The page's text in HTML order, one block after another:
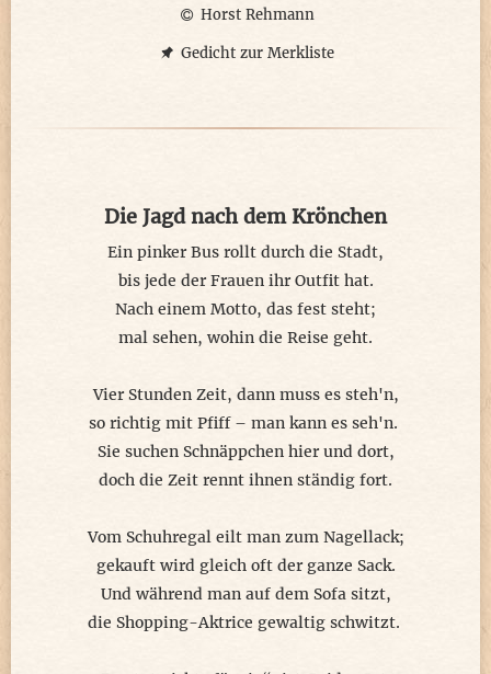
(c) Ralph Bruse
Ganz plötzlich, der Opa hockt noch auf dem Klo,
geht’s weiter, der Krimi läuft, alle sind froh,
Ich schaue mir das jedenfalls nicht mehr an,
belege solch Sender ganz einfach - mit Bann.
© Horst Rehmann
Horst Rehmann
Gedicht zur Merkliste
Die Jagd nach dem Krönchen
Ein pinker Bus rollt durch die Stadt,
bis jede der Frauen ihr Outfit hat.
Nach einem Motto, das fest steht;
mal sehen, wohin die Reise geht.
Vier Stunden Zeit, dann muss es steh'n,
so richtig mit Pfiff – man kann es seh'n.
Sie suchen Schnäppchen hier und dort,
doch die Zeit rennt ihnen ständig fort.
Vom Schuhregal eilt man zum Nagellack;
gekauft wird gleich oft der ganze Sack.
Und während man auf dem Sofa sitzt,
die Shopping-Aktrice gewaltig schwitzt.